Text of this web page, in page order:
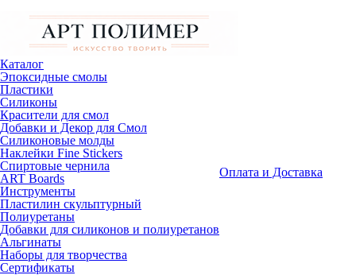
Каталог
Эпоксидные смолы
Пластики
Силиконы
Красители для смол
Добавки и Декор для Смол
Силиконовые молды
Наклейки Fine Stickers
Спиртовые чернила
ART Boards
Инструменты
Пластилин скульптурный
Полиуретаны
Добавки для силиконов и полиуретанов
Альгинаты
Наборы для творчества
Сертификаты
Оплата и Доставка